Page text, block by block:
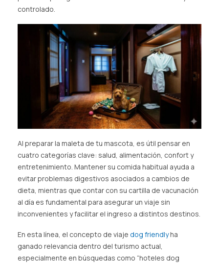
controlado.
Al preparar la maleta de tu mascota, es útil pensar en
cuatro categorías clave: salud, alimentación, confort y
entretenimiento. Mantener su comida habitual ayuda a
evitar problemas digestivos asociados a cambios de
dieta, mientras que contar con su cartilla de vacunación
al día es fundamental para asegurar un viaje sin
inconvenientes y facilitar el ingreso a distintos destinos.
En esta línea, el concepto de viaje dog friendlyha
ganado relevancia dentro del turismo actual,
especialmente en búsquedas como “hoteles dog